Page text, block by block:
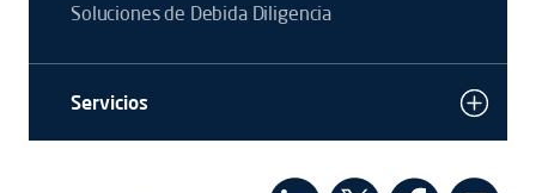
Soluciones de Debida Diligencia
Servicios